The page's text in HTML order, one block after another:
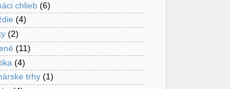
chlieb (6)
(4)
(2)
(11)
(4)
trhy (1)